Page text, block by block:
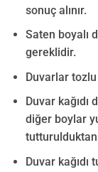
sonuç alınır.
Saten boyalı
gereklidir.
Duvarlar tozlu
Duvar kağıdı
diğer boylar
Duvar